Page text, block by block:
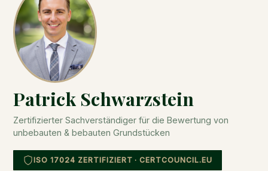
Patrick Schwarzstein
Zertifizierter Sachverständiger für die Bewertung von
unbebauten & bebauten Grundstücken
ISO 17024 ZERTIFIZIERT · CERTCOUNCIL.EU